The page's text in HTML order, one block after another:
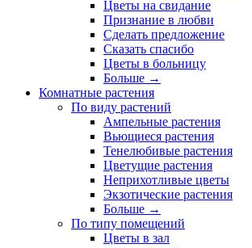
Цветы на свидание
Признание в любви
Сделать предложение
Сказать спасибо
Цветы в больницу
Больше →
Комнатные растения
По виду растений
Ампельные растения
Вьющиеся растения
Тенелюбивые растения
Цветущие растения
Неприхотливые цветы
Экзотические растения
Больше →
По типу помещений
Цветы в зал